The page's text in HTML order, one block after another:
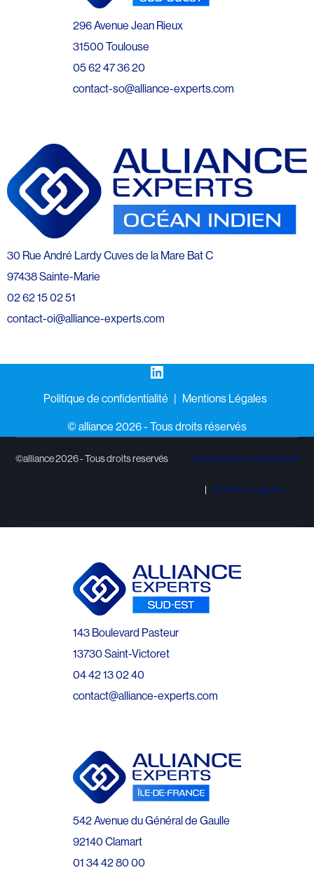
296 Avenue Jean Rieux
31500 Toulouse
05 62 47 36 20
contact-so@alliance-experts.com
30 Rue André Lardy Cuves de la Mare Bat C
97438 Sainte-Marie
02 62 15 02 51
contact-oi@alliance-experts.com
LinkedIn
Politique de confidentialité
Mentions Légales
©️ alliance 2026 - Tous droits réservés
©alliance 2026 - Tous droits reservés Politique de confidentialité
Mentions Légales
143 Boulevard Pasteur
13730 Saint-Victoret
04 42 13 02 40
contact@alliance-experts.com
542 Avenue du Général de Gaulle
92140 Clamart
01 34 42 80 00